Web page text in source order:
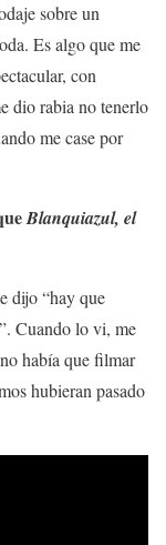
sobre un
Es algo que me
con
dio rabia no tenerlo
me case por
Blanquiazul, el
dijo “hay que
Cuando lo vi, me
había que filmar
hubieran pasado